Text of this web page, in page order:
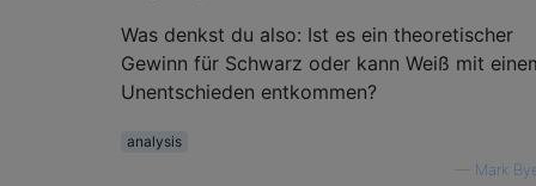
Was denkst du also: Ist es ein theoretischer
Gewinn für Schwarz oder kann Weiß mit
Unentschieden entkommen?
analysis
Mark